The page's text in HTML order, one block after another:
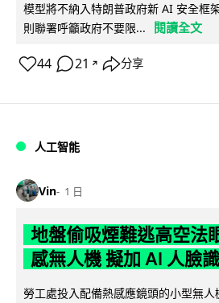
模型將不納入特朗普政府新 AI 安全框
則聯署呼籲政府不要限...
閱讀全文
44 21 ↗ 分享
人工智能
Vin 1 日
地盤偷吸煙難逃高空法
感無人機 擬加 AI 人臉
勞工處投入配備熱感應鏡頭的小型無